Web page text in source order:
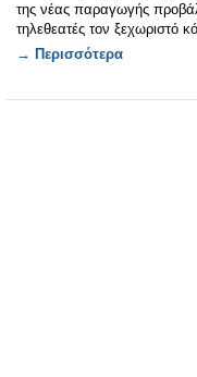
της νέας παραγωγής
τηλεθεατές τον ξεχωριστό
→ Περισσότερα